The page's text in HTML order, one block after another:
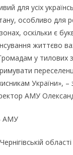
для усіх
особливо для
оскільки є
життєво
у тилових
України», –
АМУ
АМУ
області